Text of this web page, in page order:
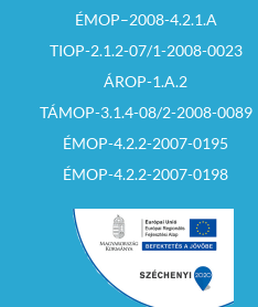
ÉMOP–2008-4.2.1.A
TIOP-2.1.2-07/1-2008-0023
ÁROP-1.A.2
TÁMOP-3.1.4-08/2-2008-0089
ÉMOP-4.2.2-2007-0195
ÉMOP-4.2.2-2007-0198